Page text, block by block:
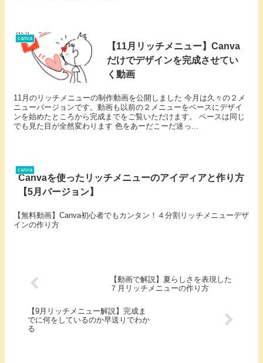
canva
【11月リッチメニュー】Canva
だけでデザインを完成させてい
く動画
11月のリッチメニューの制作動画を公開しました 今月は久々の２メ
ニューバージョンです。動画も以前の２メニューをベースにデザイ
ンを始めたところから完成までをご覧いただけます。 ベースは同じ
でも見た目が全然変わります 色をあーだこーだ迷っ...
canva
Canvaを使ったリッチメニューのアイディアと作り方
【5月バージョン】
【無料動画】Canva初心者でもカンタン！４分割リッチメニューデザ
インの作り方
【動画で解説】夏らしさを表現した
７月リッチメニューの作り方
【9月リッチメニュー解説】完成ま
でに何をしているのか早送りでわか
る